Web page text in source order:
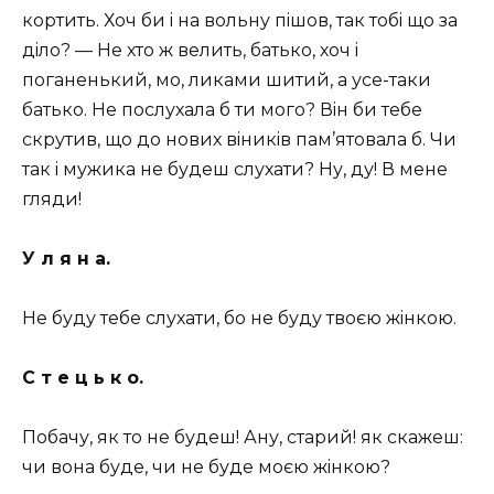
кортить. Хоч би i на вольну пiшов, так тобi що за
дiло? — Не хто ж велить, батько, хоч i
поганенький, мо, ликами шитий, а усе-таки
батько. Не послухала б ти мого? Вiн би тебе
скрутив, що до нових вiникiв пам’ятовала б. Чи
так i мужика не будеш слухати? Ну, ду! В мене
гляди!
У л я н а.
Не буду тебе слухати, бо не буду твоєю жiнкою.
С т е ц ь к о.
Побачу, як то не будеш! Ану, старий! як скажеш:
чи вона буде, чи не буде моєю жiнкою?